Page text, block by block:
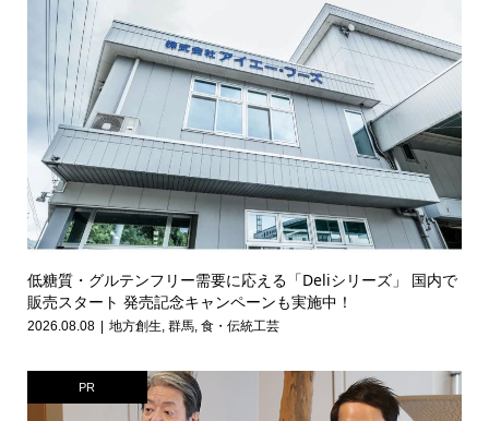
低糖質・グルテンフリー需要に応える「Deliシリーズ」 国内で
販売スタート 発売記念キャンペーンも実施中！
2026.08.08 地方創生, 群馬, 食・伝統工芸
PR